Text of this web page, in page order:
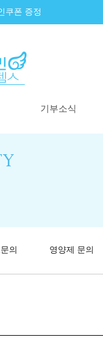
쿠폰 증정
기부소식
의 영양제 문의